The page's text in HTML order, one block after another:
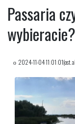
Passaria
wybieracie?
2024-11-04